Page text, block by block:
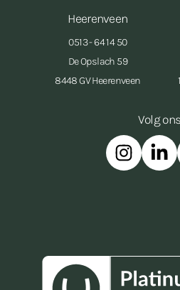
Heerenveen
0513 - 64 14 50
De Opslach 59
8448 GV Heerenveen
Volg ons
Instagram